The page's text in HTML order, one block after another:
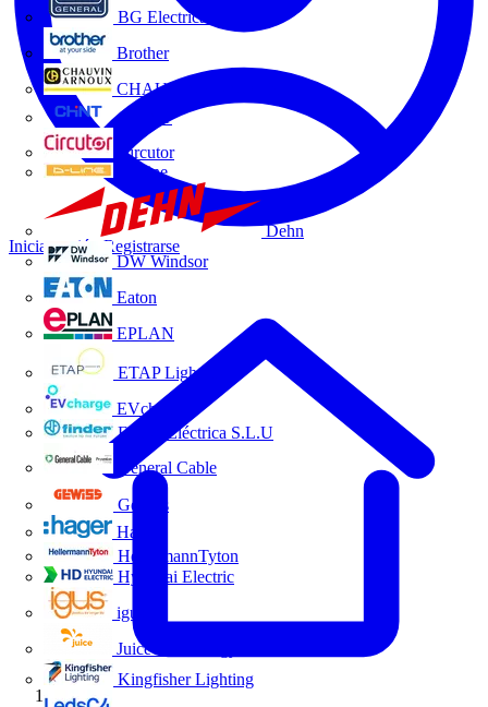
BG Electrical
Brother
CHAUVIN ARNOUX
CHINT
Circutor
D-Line
Dehn
DW Windsor
Eaton
EPLAN
ETAP Lighting
EVcharge
Finder Eléctrica S.L.U
General Cable
Gewiss
Hager
HellermannTyton
Hyundai Electric
igus
Juice Technology
Kingfisher Lighting
Iniciar sesión Registrarse